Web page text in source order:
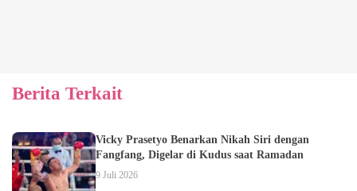
Berita Terkait
Vicky Prasetyo Benarkan Nikah Siri dengan
Fangfang, Digelar di Kudus saat Ramadan
9 Juli 2026